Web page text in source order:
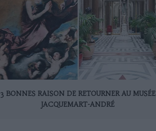
3 BONNES RAISON DE RETOURNER AU MUSÉE
JACQUEMART-ANDRÉ